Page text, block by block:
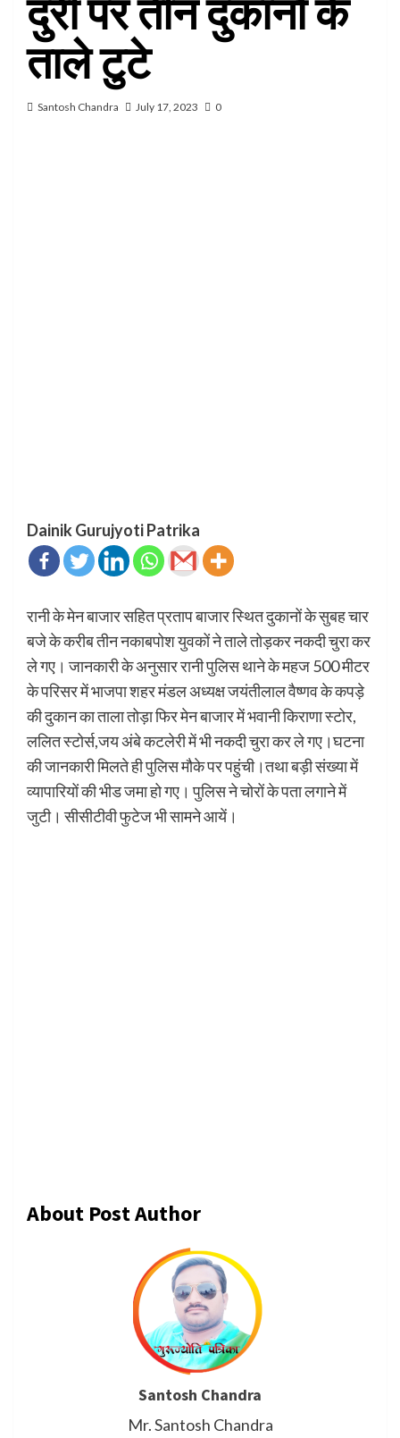
दुरी पर तीन दुकानों के
ताले टुटे
Santosh Chandra July 17, 2023 0
Dainik Gurujyoti Patrika
रानी के मेन बाजार सहित प्रताप बाजार स्थित दुकानों के सुबह चार
बजे के करीब तीन नकाबपोश युवकों ने ताले तोड़कर नकदी चुरा कर
ले गए। जानकारी के अनुसार रानी पुलिस थाने के महज 500 मीटर
के परिसर में भाजपा शहर मंडल अध्यक्ष जयंतीलाल वैष्णव के कपड़े
की दुकान का ताला तोड़ा फिर मेन बाजार में भवानी किराणा स्टोर,
ललित स्टोर्स,जय अंबे कटलेरी में भी नकदी चुरा कर ले गए।घटना
की जानकारी मिलते ही पुलिस मौके पर पहुंची।तथा बड़ी संख्या में
व्यापारियों की भीड जमा हो गए। पुलिस ने चोरों के पता लगाने में
जुटी। सीसीटीवी फुटेज भी सामने आयें।
About Post Author
Santosh Chandra
Mr. Santosh Chandra